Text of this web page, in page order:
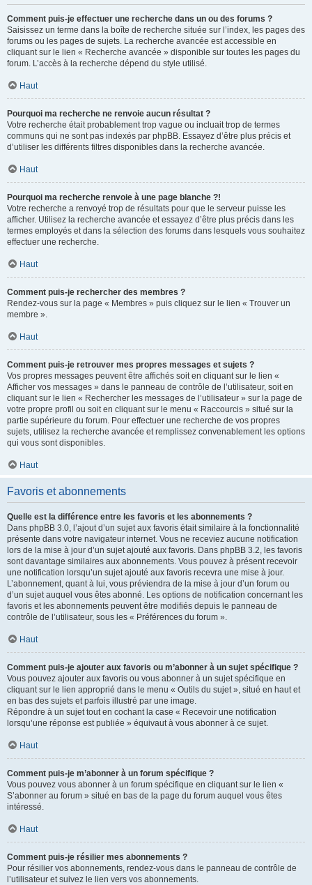
Comment puis-je effectuer une recherche dans un ou des forums ?
Saisissez un terme dans la boîte de recherche située sur l’index, les pages des
forums ou les pages de sujets. La recherche avancée est accessible en
cliquant sur le lien « Recherche avancée » disponible sur toutes les pages du
forum. L’accès à la recherche dépend du style utilisé.
Haut
Pourquoi ma recherche ne renvoie aucun résultat ?
Votre recherche était probablement trop vague ou incluait trop de termes
communs qui ne sont pas indexés par phpBB. Essayez d’être plus précis et
d’utiliser les différents filtres disponibles dans la recherche avancée.
Haut
Pourquoi ma recherche renvoie à une page blanche ?!
Votre recherche a renvoyé trop de résultats pour que le serveur puisse les
afficher. Utilisez la recherche avancée et essayez d’être plus précis dans les
termes employés et dans la sélection des forums dans lesquels vous souhaitez
effectuer une recherche.
Haut
Comment puis-je rechercher des membres ?
Rendez-vous sur la page « Membres » puis cliquez sur le lien « Trouver un
membre ».
Haut
Comment puis-je retrouver mes propres messages et sujets ?
Vos propres messages peuvent être affichés soit en cliquant sur le lien «
Afficher vos messages » dans le panneau de contrôle de l’utilisateur, soit en
cliquant sur le lien « Rechercher les messages de l’utilisateur » sur la page de
votre propre profil ou soit en cliquant sur le menu « Raccourcis » situé sur la
partie supérieure du forum. Pour effectuer une recherche de vos propres
sujets, utilisez la recherche avancée et remplissez convenablement les options
qui vous sont disponibles.
Haut
Favoris et abonnements
Quelle est la différence entre les favoris et les abonnements ?
Dans phpBB 3.0, l’ajout d’un sujet aux favoris était similaire à la fonctionnalité
présente dans votre navigateur internet. Vous ne receviez aucune notification
lors de la mise à jour d’un sujet ajouté aux favoris. Dans phpBB 3.2, les favoris
sont davantage similaires aux abonnements. Vous pouvez à présent recevoir
une notification lorsqu’un sujet ajouté aux favoris recevra une mise à jour.
L’abonnement, quant à lui, vous préviendra de la mise à jour d’un forum ou
d’un sujet auquel vous êtes abonné. Les options de notification concernant les
favoris et les abonnements peuvent être modifiés depuis le panneau de
contrôle de l’utilisateur, sous les « Préférences du forum ».
Haut
Comment puis-je ajouter aux favoris ou m’abonner à un sujet spécifique ?
Vous pouvez ajouter aux favoris ou vous abonner à un sujet spécifique en
cliquant sur le lien approprié dans le menu « Outils du sujet », situé en haut et
en bas des sujets et parfois illustré par une image.
Répondre à un sujet tout en cochant la case « Recevoir une notification
lorsqu’une réponse est publiée » équivaut à vous abonner à ce sujet.
Haut
Comment puis-je m’abonner à un forum spécifique ?
Vous pouvez vous abonner à un forum spécifique en cliquant sur le lien «
S’abonner au forum » situé en bas de la page du forum auquel vous êtes
intéressé.
Haut
Comment puis-je résilier mes abonnements ?
Pour résilier vos abonnements, rendez-vous dans le panneau de contrôle de
l’utilisateur et suivez le lien vers vos abonnements.